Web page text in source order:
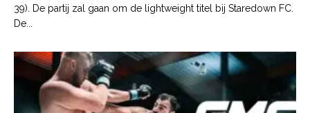
39). De partij zal gaan om de lightweight titel bij Staredown FC.
De...